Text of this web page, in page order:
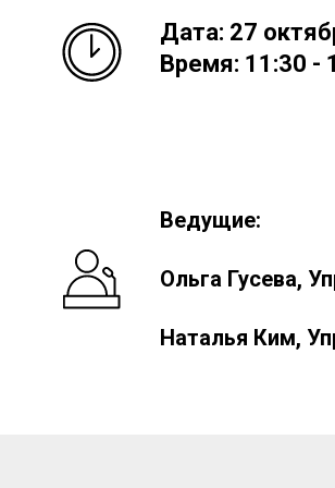
Дата: 27
Время: 11:30 -
Ведущие:
Ольга Гусева,
Наталья Ким,